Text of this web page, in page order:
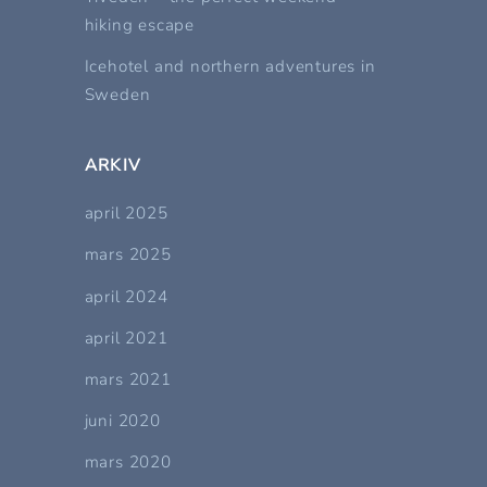
hiking escape
Icehotel and northern adventures in
Sweden
ARKIV
april 2025
mars 2025
april 2024
april 2021
mars 2021
juni 2020
mars 2020